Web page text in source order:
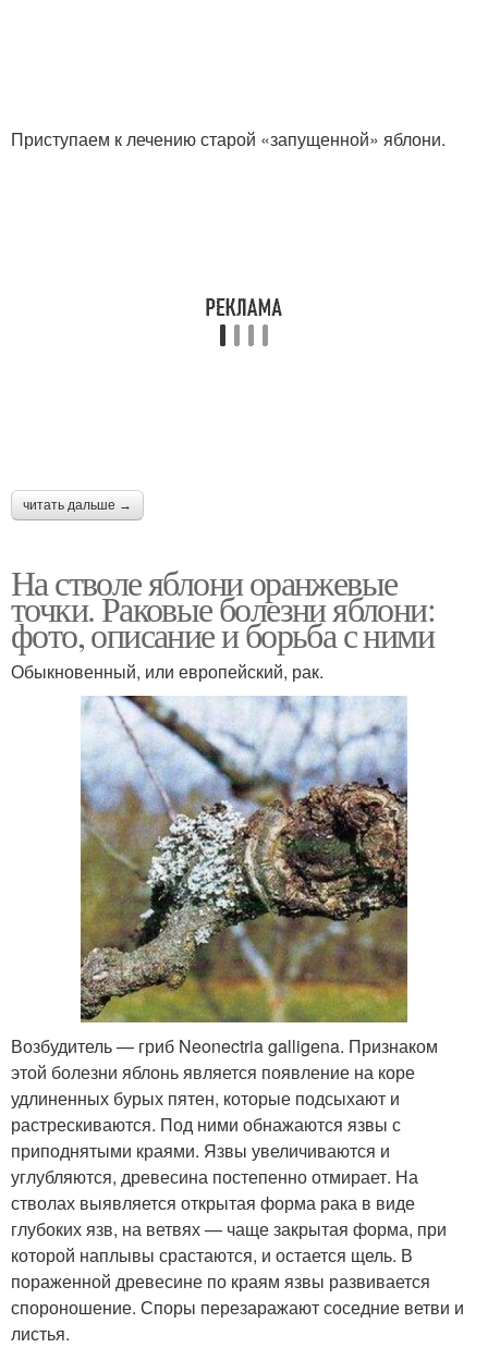
Приступаем к лечению старой «запущенной» яблони.
читать дальше →
На стволе яблони оранжевые
точки. Раковые болезни яблони:
фото, описание и борьба с ними
Обыкновенный, или европейский, рак.
Возбудитель — гриб Neonectria galligena. Признаком
этой болезни яблонь является появление на коре
удлиненных бурых пятен, которые подсыхают и
растрескиваются. Под ними обнажаются язвы с
приподнятыми краями. Язвы увеличиваются и
углубляются, древесина постепенно отмирает. На
стволах выявляется открытая форма рака в виде
глубоких язв, на ветвях — чаще закрытая форма, при
которой наплывы срастаются, и остается щель. В
пораженной древесине по краям язвы развивается
спороношение. Споры перезаражают соседние ветви и
листья.